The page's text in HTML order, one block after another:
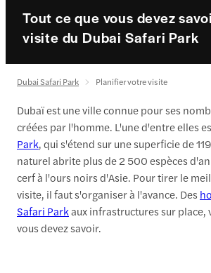
Tout ce que vous devez
visite du Dubai Safari Park
Dubai Safari Park Planifier votre visite
Dubaï est une ville connue pour ses
créées par l'homme. L'une d'entre elles
Park, qui s'étend sur une superficie de
naturel abrite plus de 2 500 espèces
cerf à l'ours noirs d'Asie. Pour tirer le
visite, il faut s'organiser à l'avance. Des
Safari Parkaux infrastructures sur place,
vous devez savoir.